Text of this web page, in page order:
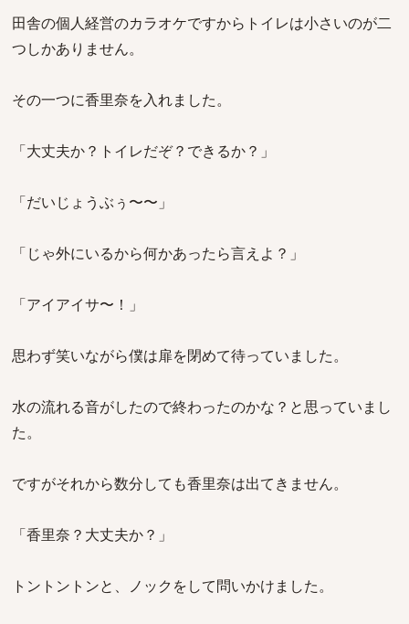
田舎の個人経営のカラオケですからトイレは小さいのが二
つしかありません。
その一つに香里奈を入れました。
「大丈夫か？トイレだぞ？できるか？」
「だいじょうぶぅ〜〜」
「じゃ外にいるから何かあったら言えよ？」
「アイアイサ〜！」
思わず笑いながら僕は扉を閉めて待っていました。
水の流れる音がしたので終わったのかな？と思っていまし
た。
ですがそれから数分しても香里奈は出てきません。
「香里奈？大丈夫か？」
トントントンと、ノックをして問いかけました。